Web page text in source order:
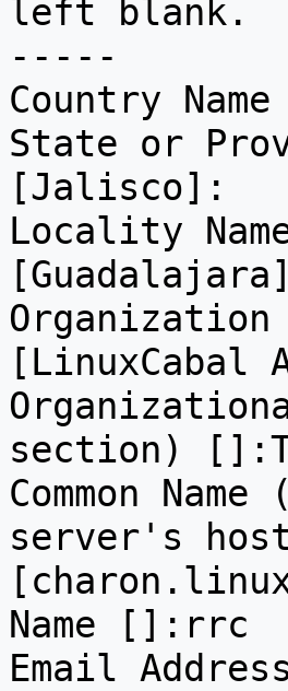
left blank.
-----
Country
State or
[Jalisco]:
Locality
Organization
[LinuxCabal
section)
Common
server's
Name []:rrc
Email